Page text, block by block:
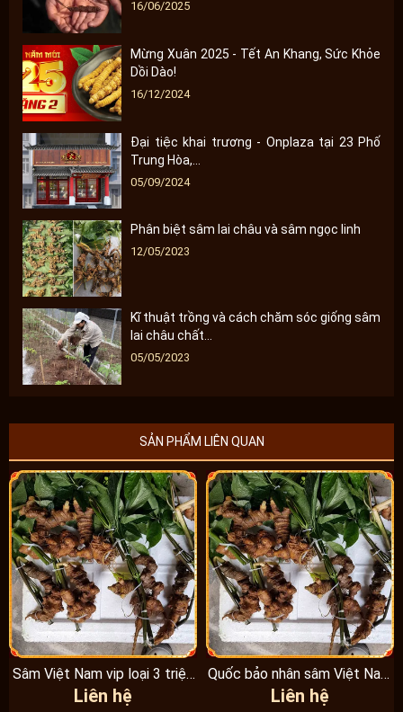
16/06/2025
Mừng Xuân 2025 - Tết An Khang, Sức Khỏe
Dồi Dào!
16/12/2024
Đại tiệc khai trương - Onplaza tại 23 Phố
Trung Hòa,...
05/09/2024
Phân biệt sâm lai châu và sâm ngọc linh
12/05/2023
Kĩ thuật trồng và cách chăm sóc giống sâm
lai châu chất...
05/05/2023
SẢN PHẨM LIÊN QUAN
Sâm Việt Nam vip loại 3 triệu
1 kg, hàng...
Liên hệ
Quốc bảo nhân sâm Việt Nam
Vip 3, 15 năm...
Liên hệ